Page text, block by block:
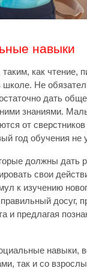
навыки
как чтение,
Не
дать
знаниями.
от
год обучения не
должны дать
свои
к изучению
досуг,
и предлагая
навыки,
так и со